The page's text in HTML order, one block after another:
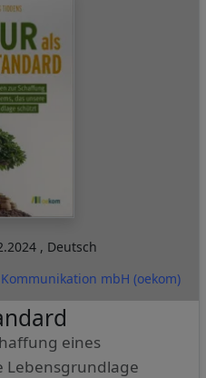
, Deutsch
mbH (oekom)
eines
Lebensgrundlage